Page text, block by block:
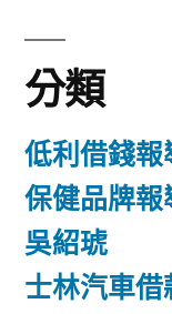
分類
低利借錢報
保健品牌報
吳紹琥
士林汽車借